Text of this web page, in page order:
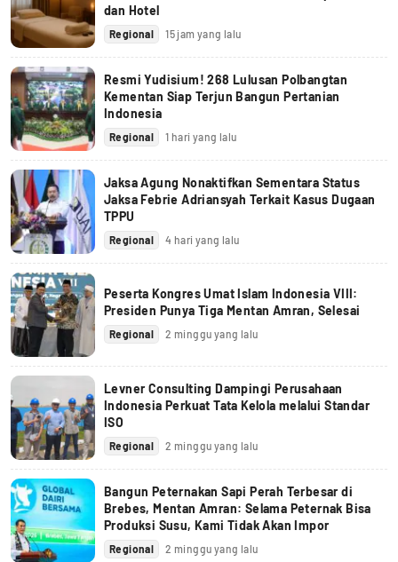
dan Hotel
Regional 15 jam yang lalu
Resmi Yudisium! 268 Lulusan Polbangtan
Kementan Siap Terjun Bangun Pertanian
Indonesia
Regional 1 hari yang lalu
Jaksa Agung Nonaktifkan Sementara Status
Jaksa Febrie Adriansyah Terkait Kasus Dugaan
TPPU
Regional 4 hari yang lalu
Peserta Kongres Umat Islam Indonesia VIII:
Presiden Punya Tiga Mentan Amran, Selesai
Regional 2 minggu yang lalu
Levner Consulting Dampingi Perusahaan
Indonesia Perkuat Tata Kelola melalui Standar
ISO
Regional 2 minggu yang lalu
Bangun Peternakan Sapi Perah Terbesar di
Brebes, Mentan Amran: Selama Peternak Bisa
Produksi Susu, Kami Tidak Akan Impor
Regional 2 minggu yang lalu